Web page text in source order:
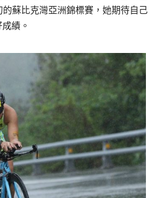
蘇比克灣亞洲錦標賽，她期待自己
績。